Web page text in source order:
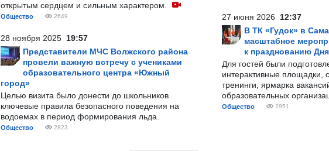
открытым сердцем и сильным характером.
Общество 2649
28 ноября 2025 19:57
Представители МЧС Волжского района
провели важную встречу с учениками
образовательного центра «Южный
город»
Целью визита было донести до школьников
ключевые правила безопасного поведения на
водоемах в период формирования льда.
Общество 2823
27 июня 2026 12:37
В ТК «Гудок» в
масштабное
к празднованию
Для гостей были
интерактивные площадки,
тренинги, ярмарка
образовательных
Общество 2951